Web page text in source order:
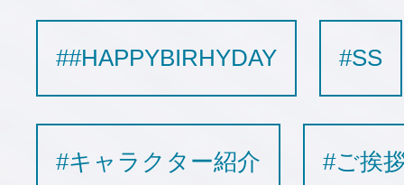
##HAPPYBIRHYDAY #SS
#キャラクター紹介 #ご挨